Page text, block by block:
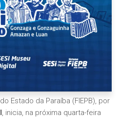
Estado da Paraíba (FIEPB), por
, inicia, na próxima quarta-feira